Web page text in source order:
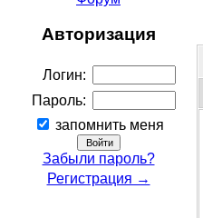
Авторизация
Логин:
Пароль:
запомнить меня
Забыли пароль?
Регистрация →